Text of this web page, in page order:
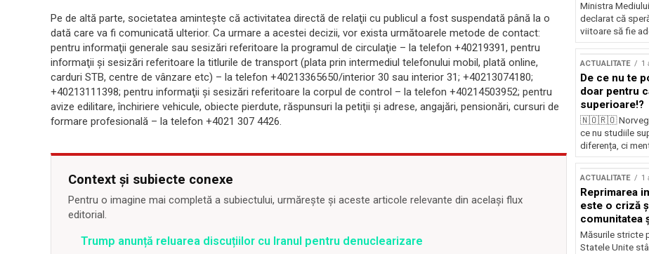
Pe de altă parte, societatea aminteşte că activitatea directă de relaţii cu publicul a fost suspendată până la o
dată care va fi comunicată ulterior. Ca urmare a acestei decizii, vor exista următoarele metode de contact:
pentru informaţii generale sau sesizări referitoare la programul de circulaţie – la telefon +40219391, pentru
informaţii şi sesizări referitoare la titlurile de transport (plata prin intermediul telefonului mobil, plată online,
carduri STB, centre de vânzare etc) – la telefon +40213365650/interior 30 sau interior 31; +40213074180;
+40213111398; pentru informaţii şi sesizări referitoare la corpul de control – la telefon +40214503952; pentru
avize edilitare, închiriere vehicule, obiecte pierdute, răspunsuri la petiţii şi adrese, angajări, pensionări, cursuri de
formare profesională – la telefon +4021 307 4426.
Context și subiecte conexe
Pentru o imagine mai completă a subiectului, urmărește și aceste articole relevante din același flux
editorial.
Trump anunță reluarea discuțiilor cu Iranul pentru denuclearizare
Ministra
declarat că
viitoare să fie
ACTUALITATE 1
De ce nu te
doar pentru
superioare!?
🇳🇴🇷🇴
ce nu studiile
diferența, ci
ACTUALITATE 1
Reprimarea
este o criză
comunitatea
Măsurile stricte
Statele Unite